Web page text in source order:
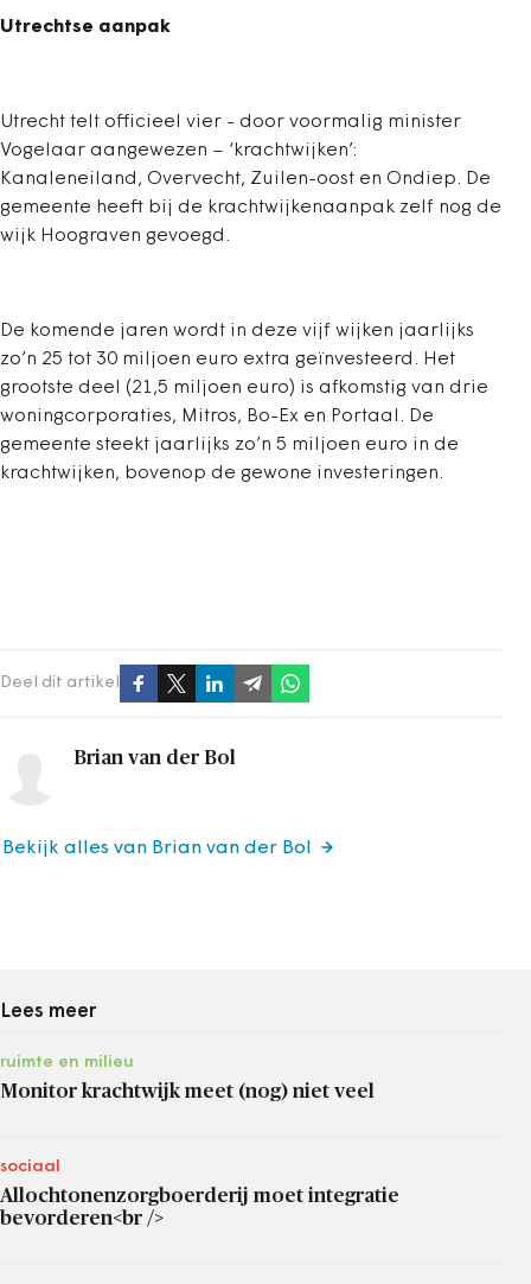
Utrechtse aanpak
Utrecht telt officieel vier - door voormalig minister
Vogelaar aangewezen – ‘krachtwijken’:
Kanaleneiland, Overvecht, Zuilen-oost en Ondiep. De
gemeente heeft bij de krachtwijkenaanpak zelf nog de
wijk Hoograven gevoegd.
De komende jaren wordt in deze vijf wijken jaarlijks
zo’n 25 tot 30 miljoen euro extra geïnvesteerd. Het
grootste deel (21,5 miljoen euro) is afkomstig van drie
woningcorporaties, Mitros, Bo-Ex en Portaal. De
gemeente steekt jaarlijks zo’n 5 miljoen euro in de
krachtwijken, bovenop de gewone investeringen.
Deel dit artikel
Brian van der Bol
Bekijk alles van Brian van der Bol
Lees meer
ruimte en milieu
Monitor krachtwijk meet (nog) niet veel
sociaal
Allochtonenzorgboerderij moet integratie
bevorderen<br />